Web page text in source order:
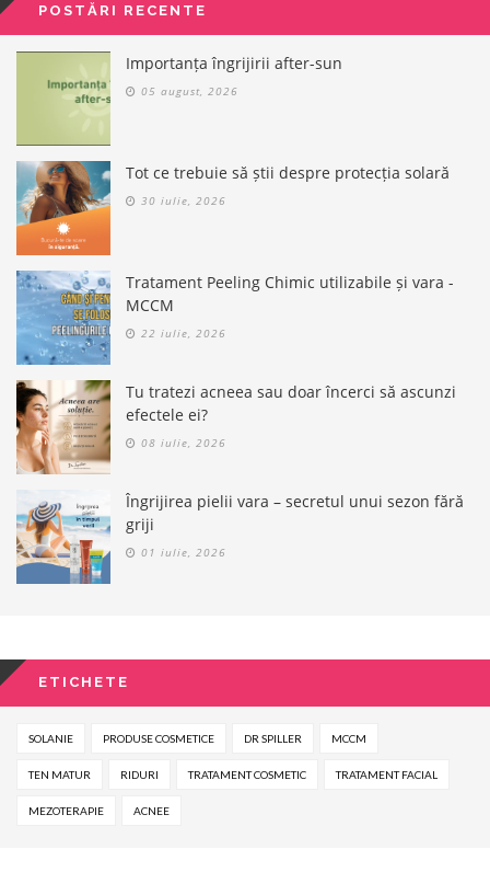
POSTĂRI RECENTE
Importanța îngrijirii after-sun
05 august, 2026
Tot ce trebuie să știi despre protecția solară
30 iulie, 2026
Tratament Peeling Chimic utilizabile și vara -
MCCM
22 iulie, 2026
Tu tratezi acneea sau doar încerci să ascunzi
efectele ei?
08 iulie, 2026
Îngrijirea pielii vara – secretul unui sezon fără
griji
01 iulie, 2026
ETICHETE
SOLANIE PRODUSE COSMETICE DR SPILLER MCCM
TEN MATUR RIDURI TRATAMENT COSMETIC TRATAMENT FACIAL
MEZOTERAPIE ACNEE